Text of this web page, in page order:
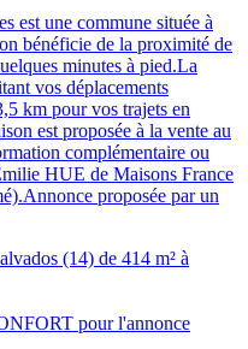
une commune située à
bénéficie de la proximité de
minutes à pied.La
vos déplacements
km pour vos trajets en
est proposée à la vente au
complémentaire ou
HUE de Maisons France
proposée par un